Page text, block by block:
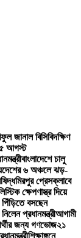
জানাল বিসিবিদক্ষিণ
আগস্ট
বাংলাদেশে চালু
দেশের ৬ অঞ্চলে ঝড়-
মিরপুর প্রেসক্লাবে
ক্ষেপণাস্ত্র দিয়ে
বসছেন
প্রধানমন্ত্রীআগামী
জন্য গণভোজ২১